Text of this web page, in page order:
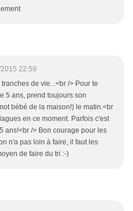
22:59
de vie...<br /> Pour te
5 ans, prend toujours son
bébé de la maison!) le matin.<br
en ce moment. Parfois c'est
ans!<br /> Bon courage pour les
n'a pas loin à faire, il faut les
de faire du tri :-)